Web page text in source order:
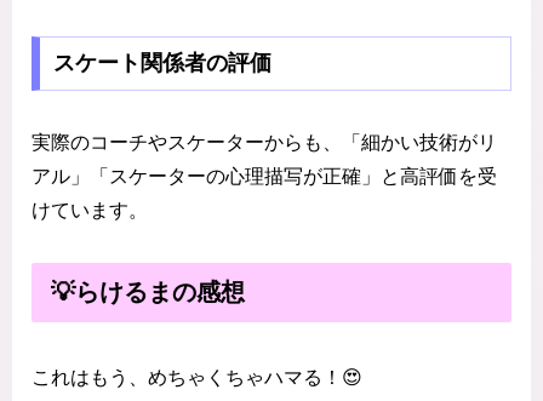
スケート関係者の評価
実際のコーチやスケーターからも、「細かい技術がリ
アル」「スケーターの心理描写が正確」と高評価を受
けています。
💡らけるまの感想
これはもう、めちゃくちゃハマる！😍